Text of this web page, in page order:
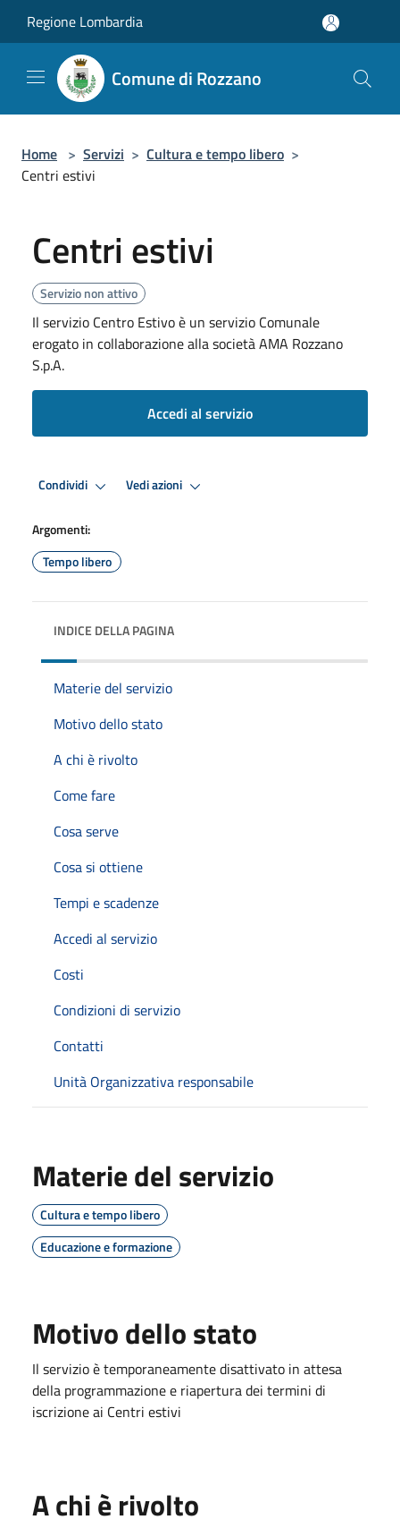
Regione Lombardia
Comune di Rozzano
Home > Servizi > Cultura e tempo libero >
Centri estivi
Centri estivi
Servizio non attivo
Il servizio Centro Estivo è un servizio Comunale
erogato in collaborazione alla società AMA Rozzano
S.p.A.
Accedi al servizio
Condividi Vedi azioni
Argomenti:
Tempo libero
INDICE DELLA PAGINA
Materie del servizio
Motivo dello stato
A chi è rivolto
Come fare
Cosa serve
Cosa si ottiene
Tempi e scadenze
Accedi al servizio
Costi
Condizioni di servizio
Contatti
Unità Organizzativa responsabile
Materie del servizio
Cultura e tempo libero
Educazione e formazione
Motivo dello stato
Il servizio è temporaneamente disattivato in attesa
della programmazione e riapertura dei termini di
iscrizione ai Centri estivi
A chi è rivolto